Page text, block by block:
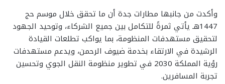
وأكدت من جانبها مطارات جدة أن ما تحقق خلال موسم حج
1447هـ يأتي ثمرةً للتكامل بين جميع الشركاء، وتوحيد الجهود
لتحقيق مستهدفات المنظومة، بما يواكب تطلعات القيادة
الرشيدة في الارتقاء بخدمة ضيوف الرحمن، ويدعم مستهدفات
رؤية المملكة 2030 في تطوير منظومة النقل الجوي وتحسين
تجربة المسافرين.